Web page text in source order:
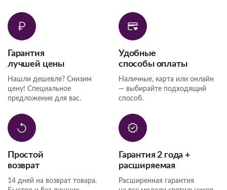
Гарантия
лучшей цены
Нашли дешевле? Снизим
цену! Специальное
предложение для вас.
Удобные
способы оплаты
Наличные, карта или онлайн
— выбирайте подходящий
способ.
Простой
возврат
14 дней на возврат товара.
Гарантия 2 года +
расширяемая
Расширенная гарантия